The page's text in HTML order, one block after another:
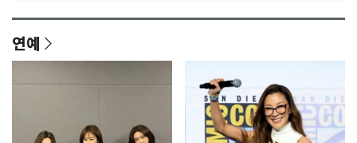
연예